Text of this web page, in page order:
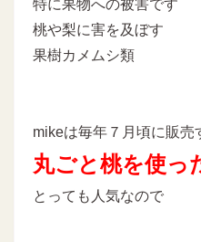
特に果物への被害です
桃や梨に害を及ぼす
果樹カメムシ類
mikeは毎年７月頃に販売
丸ごと桃を使っ
とっても人気なので